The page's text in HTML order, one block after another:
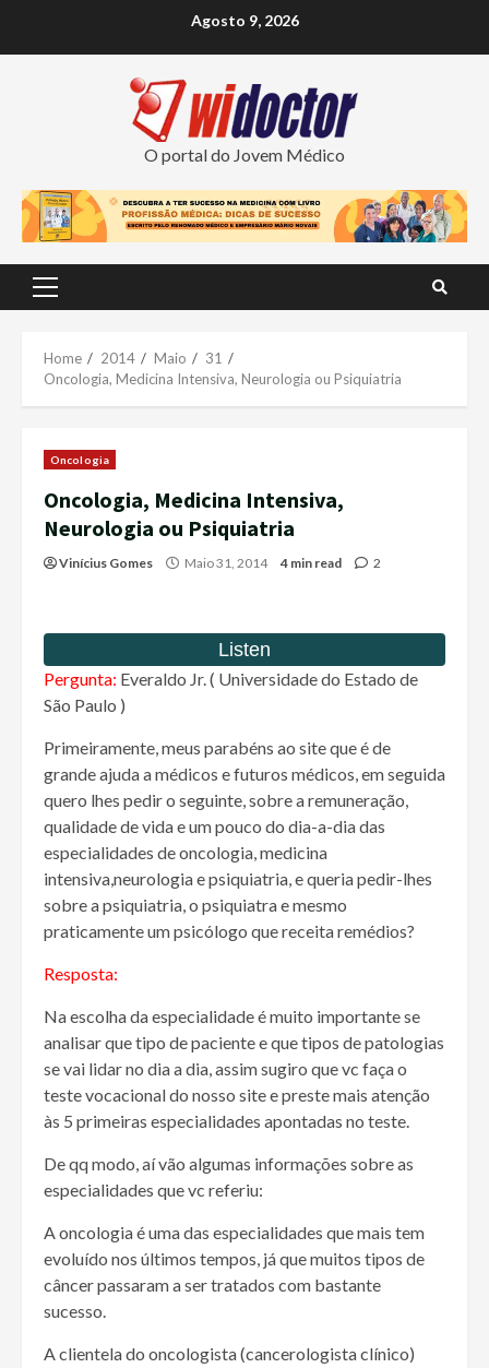
Agosto 9, 2026
O portal do Jovem Médico
Primary
Home 2014 Maio
31
Oncologia, Medicina Intensiva, Neurologia ou Psiquiatria
Oncologia
Oncologia, Medicina Intensiva,
Neurologia ou Psiquiatria
Vinícius Gomes Maio 31, 2014 4 min read 2
Pergunta: Everaldo Jr. ( Universidade do Estado de
São Paulo )
Primeiramente, meus parabéns ao site que é de
grande ajuda a médicos e futuros médicos, em seguida
quero lhes pedir o seguinte, sobre a remuneração,
qualidade de vida e um pouco do dia-a-dia das
especialidades de oncologia, medicina
intensiva,neurologia e psiquiatria, e queria pedir-lhes
sobre a psiquiatria, o psiquiatra e mesmo
praticamente um psicólogo que receita remédios?
Resposta:
Na escolha da especialidade é muito importante se
analisar que tipo de paciente e que tipos de patologias
se vai lidar no dia a dia, assim sugiro que vc faça o
teste vocacional do nosso site e preste mais atenção
às 5 primeiras especialidades apontadas no teste.
De qq modo, aí vão algumas informações sobre as
especialidades que vc referiu:
A oncologia é uma das especialidades que mais tem
evoluído nos últimos tempos, já que muitos tipos de
câncer passaram a ser tratados com bastante
sucesso.
A clientela do oncologista (cancerologista clínico)